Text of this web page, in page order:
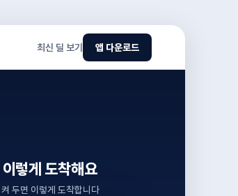
최신 딜 보기 앱 다운로드
렇게 도착해요
켜 두면 이렇게 도착합니다